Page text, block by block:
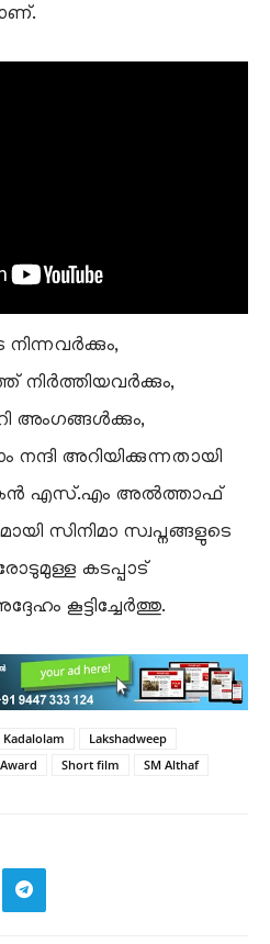
നിന്നവർക്കും,
നിർത്തിയവർക്കും,
അംഗങ്ങൾക്കും,
നന്ദി അറിയിക്കുന്നതായി
എസ്.എം അൽത്താഫ്
സിനിമാ സ്വപ്നങ്ങളുടെ
കടപ്പാട്
കൂട്ടിച്ചേർത്തു.
Kadalolam
Lakshadweep
Short film SM Althaf